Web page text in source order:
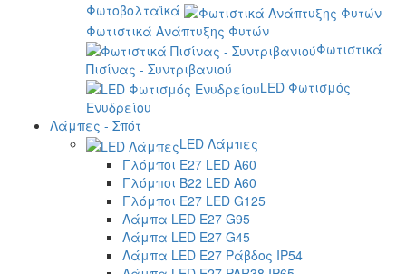
Φωτοβολταϊκά
Φωτιστικά Ανάπτυξης Φυτών
Φωτιστικά
Πισίνας - Συντριβανιού
LED Φωτισμός
Ενυδρείου
Λάμπες - Σπότ
LED Λάμπες
Γλόμποι E27 LED A60
Γλόμποι B22 LED A60
Γλόμποι E27 LED G125
Λάμπα LED E27 G95
Λάμπα LED E27 G45
Λάμπα LED E27 Ράβδος IP54